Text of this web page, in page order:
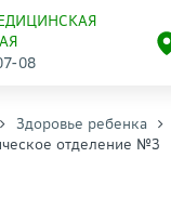
08
Здоровье ребенка
отделение №3